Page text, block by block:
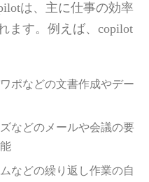
は、主に仕事の効率
ます。例えば、copilot
ポなどの文書作成やデー
などのメールや会議の要
などの繰り返し作業の自